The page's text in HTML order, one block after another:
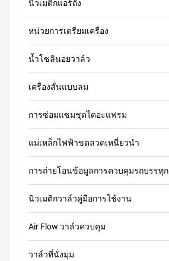
นิวเมติกแอร์ถัง
หน่วยการเตรียมเครื่อง
น้ำโซลินอยวาล์ว
เครื่องสั่นแบบลม
การซ่อมแซมชุดไดอะแฟรม
แม่เหล็กไฟฟ้าขดลวดเหนี่ยวนำ
การถ่ายโอนข้อมูลการควบคุมรถบรรทุก
นิวเมติกวาล์วคู่มือการใช้งาน
Air Flow วาล์วควบคุม
วาล์วที่นั่งมุม